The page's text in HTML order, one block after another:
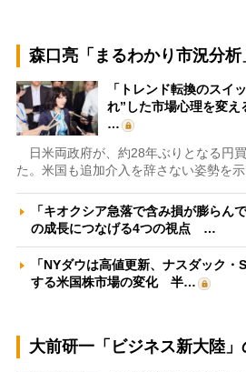
森口亮「まるわかり市況分析
「トレンド転換のスイ
れ”した市場心理を変え
…
日米両政府が、約28年ぶりとなる円
た。米国も追加介入を辞さない姿勢を
「キオクシア急落で含み損が膨らん
の成長につなげる4つの視点 …
「NYダウは高値更新、ナスダック
する米国株市場の変化 半…
大前研一「ビジネス新大陸」